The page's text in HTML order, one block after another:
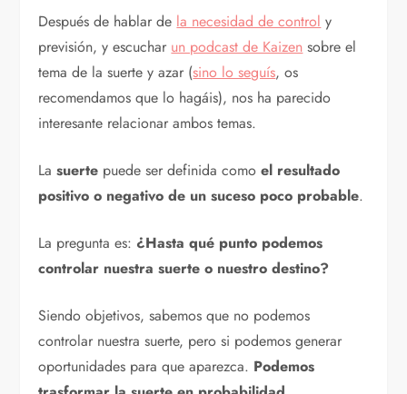
Después de hablar de la necesidad de control y
previsión, y escuchar un podcast de Kaizen sobre el
tema de la suerte y azar (sino lo seguís, os
recomendamos que lo hagáis), nos ha parecido
interesante relacionar ambos temas.
Lasuerte puede ser definida comoel resultado
positivo o negativo de un suceso poco probable.
La pregunta es: ¿Hasta qué punto podemos
controlar nuestra suerte o nuestro destino?
Siendo objetivos, sabemos que no podemos
controlar nuestra suerte, pero si podemos generar
oportunidades para que aparezca. Podemos